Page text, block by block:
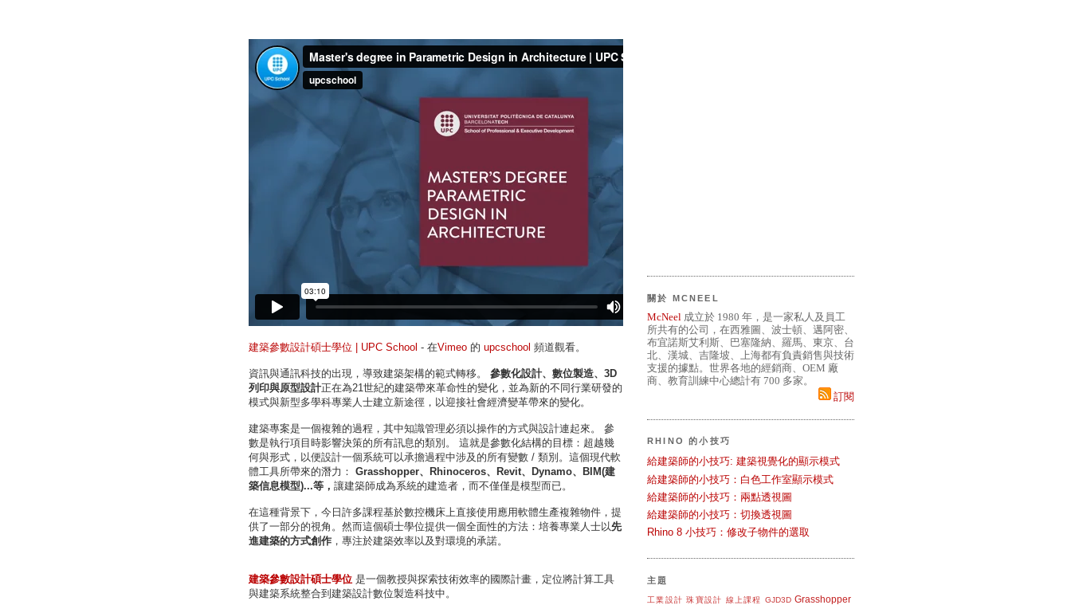
建築參數設計碩士學位 | UPC School - 在Vimeo 的 upcschool 頻道觀看。
資訊與通訊科技的出現，導致建築架構的範式轉移。 參數化設計、數位製造、3D
列印與原型設計正在為21世紀的建築帶來革命性的變化，並為新的不同行業研發的
模式與新型多學科專業人士建立新途徑，以迎接社會經濟變革帶來的變化。
建築專案是一個複雜的過程，其中知識管理必須以操作的方式與設計連起來。 參
數是執行項目時影響決策的所有訊息的類別。 這就是參數化結構的目標：超越幾
何與形式，以便設計一個系統可以承擔過程中涉及的所有變數 / 類別。這個現代軟
體工具所帶來的潛力： Grasshopper、Rhinoceros、Revit、Dynamo、BIM(建
築信息模型)...等， 讓建築師成為系統的建造者，而不僅僅是模型而已。
在這種背景下，今日許多課程基於數控機床上直接使用應用軟體生產複雜物件，提
供了一部分的視角。然而這個碩士學位提供一個全面性的方法：培養專業人士以先
進建築的方式創作 ，專注於建築效率以及對環境的承諾。
建築參數設計碩士學位 是一個教授與探索技術效率的國際計畫，定位將計算工具
與建築系統整合到建築設計數位製造科技中。
關於 MCNEEL
McNeel 成立於 1980 年，是一家私人及員工
所共有的公司，在西雅圖、波士頓、邁阿密、
布宜諾斯艾利斯、巴塞隆納、羅馬、東京、台
北、漢城、吉隆坡、上海都有負責銷售與技術
支援的據點。世界各地的經銷商、OEM 廠
商、教育訓練中心總計有 700 多家。
訂閱
RHINO 的小技巧
給建築師的小技巧: 建築視覺化的顯示模式
給建築師的小技巧：白色工作室顯示模式
給建築師的小技巧：兩點透視圖
給建築師的小技巧：切換透視圖
Rhino 8 小技巧：修改子物件的選取
主題
工業設計 珠寶設計 線上課程 GJD3D Grasshopper